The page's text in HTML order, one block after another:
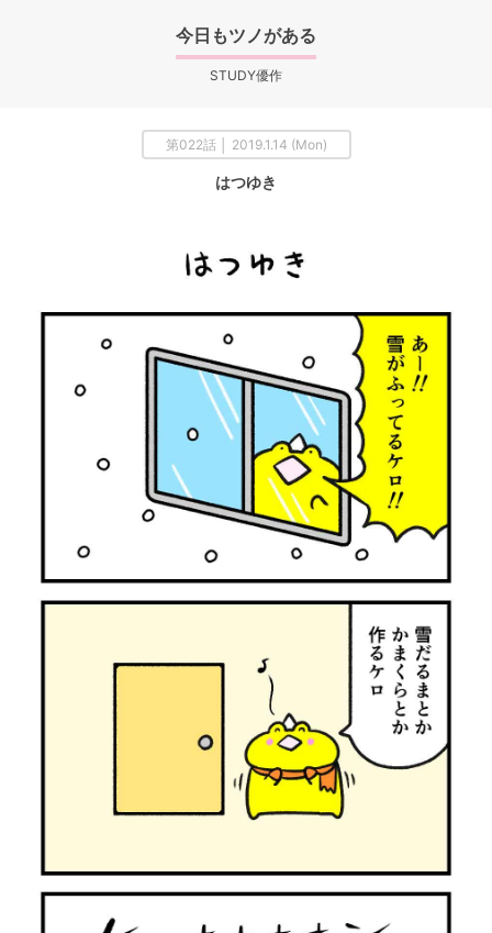
今日もツノがある
STUDY優作
第022話 │ 2019.1.14 (Mon)
はつゆき